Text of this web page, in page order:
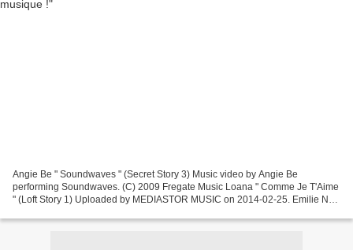
Angie Be " Soundwaves " (Secret Story 3) Music video by Angie Be
performing Soundwaves. (C) 2009 Fregate Music Loana " Comme Je T'Aime
" (Loft Story 1) Uploaded by MEDIASTOR MUSIC on 2014-02-25. Emilie Nef